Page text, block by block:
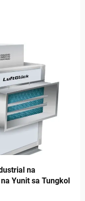
na
Yunit sa Tungkol